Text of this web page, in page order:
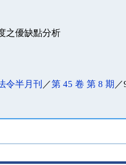
之優缺點分析
令半月刊 ／第 45 卷 第 8 期